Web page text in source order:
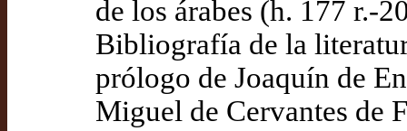
de los árabes (h. 177 r.-
Bibliografía de la
prólogo de Joaquín de
Miguel de Cervantes de